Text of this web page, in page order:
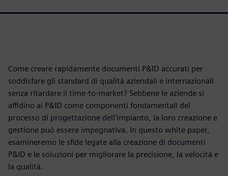
Come creare rapidamente documenti P&ID accurati per
soddisfare gli standard di qualità aziendali e internazionali
senza ritardare il time-to-market? Sebbene le aziende si
affidino ai P&ID come componenti fondamentali del
processo di progettazione dell'impianto, la loro creazione e
gestione può essere impegnativa. In questo white paper,
esamineremo le sfide legate alla creazione di documenti
P&ID e le soluzioni per migliorare la precisione, la velocità e
la qualità.